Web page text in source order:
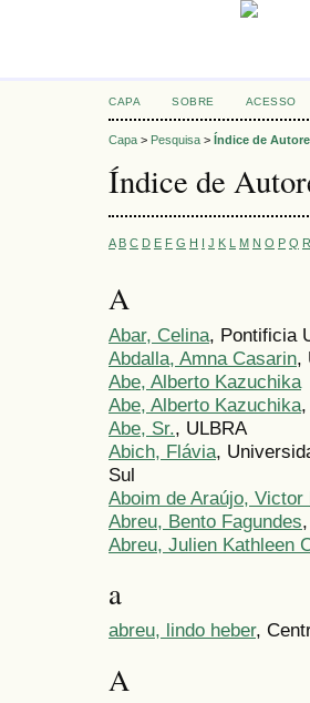
CAPA SOBRE ACESSO
Capa > Pesquisa > Índice de
Índice de
A B C D E F G H I J K L M N O P Q R
A
Abar, Celina, Pontificia
Abdalla, Amna Casarin,
Abe, Alberto Kazuchika
Abe, Alberto Kazuchika,
Abe, Sr., ULBRA
Abich, Flávia,
Sul
Aboim de Araújo, Victor
Abreu, Bento Fagundes
Abreu, Julien Kathleen
a
abreu, lindo heber,
A